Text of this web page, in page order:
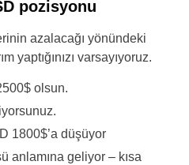
pozisyonu
azalacağı yönündeki
yaptığınızı varsayıyoruz.
olsun.
1800$’a düşüyor
anlamına geliyor – kısa